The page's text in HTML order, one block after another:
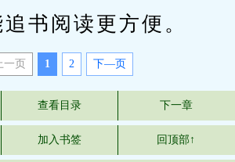
书阅读更方便。
一页 1 2 下—页
查看目录 下一章
加入书签 回顶部↑